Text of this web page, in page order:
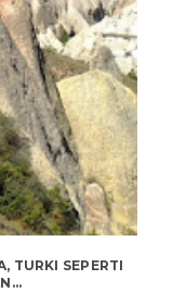
TURKI SEPERTI